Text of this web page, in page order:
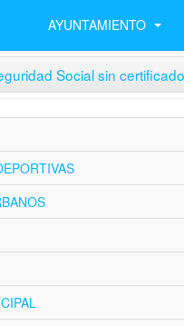
AYUNTAMIENTO
Social sin